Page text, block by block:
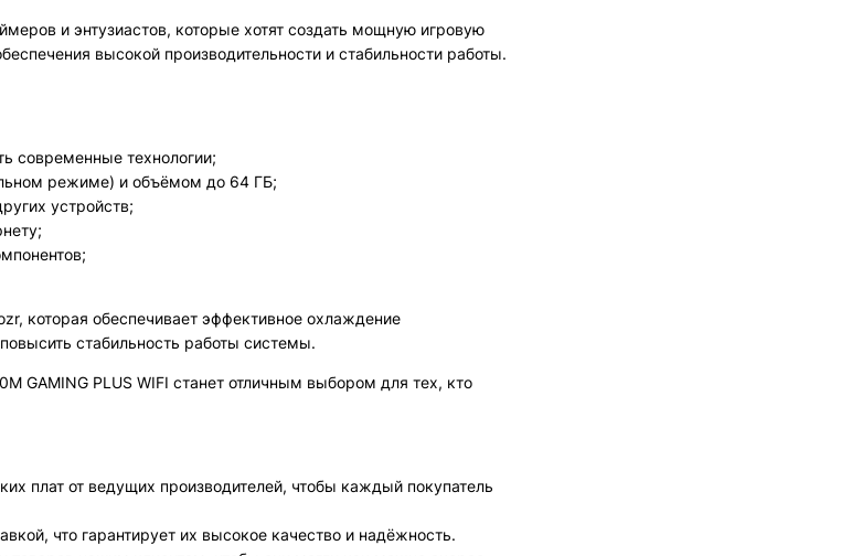
и энтузиастов, которые хотят создать мощную игровую
высокой производительности и стабильности работы.
современные технологии;
режиме) и объёмом до 64 ГБ;
устройств;
которая обеспечивает эффективное охлаждение
стабильность работы системы.
GAMING PLUS WIFI станет отличным выбором для тех, кто
плат от ведущих производителей, чтобы каждый покупатель
что гарантирует их высокое качество и надёжность.